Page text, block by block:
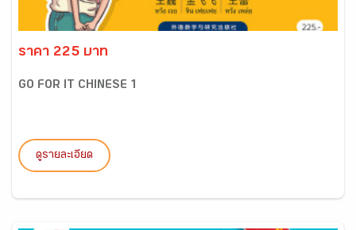
ราคา 225 บาท
GO FOR IT CHINESE 1
ดูรายละเอียด